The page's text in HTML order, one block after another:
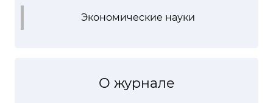
Экономические науки
О журнале